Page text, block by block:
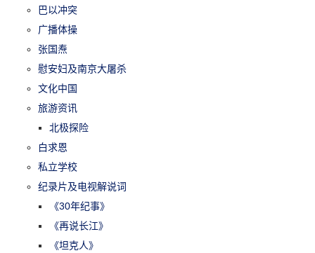
巴以冲突
广播体操
张国焘
慰安妇及南京大屠杀
文化中国
旅游资讯
北极探险
白求恩
私立学校
纪录片及电视解说词
《30年纪事》
《再说长江》
《坦克人》